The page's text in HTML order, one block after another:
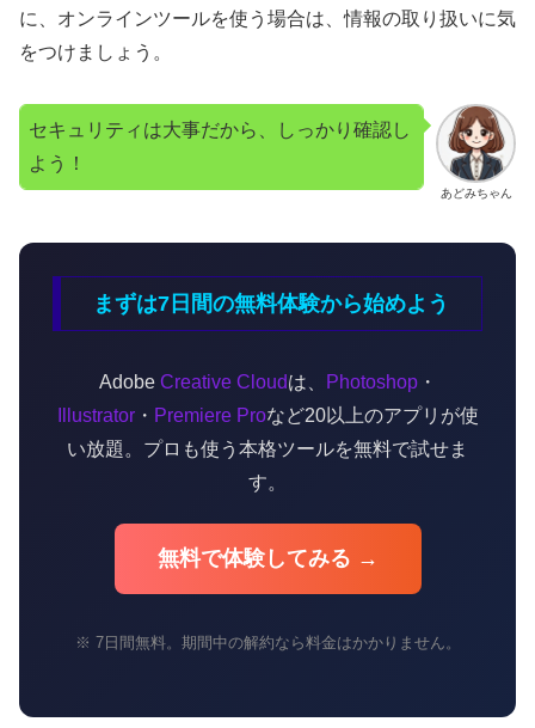
に、オンラインツールを使う場合は、情報の取り扱いに気
をつけましょう。
あどみちゃん
セキュリティは大事だから、しっかり確認し
よう！
まずは7日間の無料体験から始めよう
Adobe Creative Cloudは、 Photoshop・
Illustrator・ Premiere Proなど20以上のアプリが使
い放題。プロも使う本格ツールを無料で試せま
す。
無料で体験してみる →
※ 7日間無料。期間中の解約なら料金はかかりません。